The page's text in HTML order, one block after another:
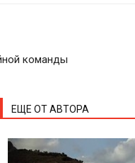
команды
ЕЩЕ ОТ АВТОРА